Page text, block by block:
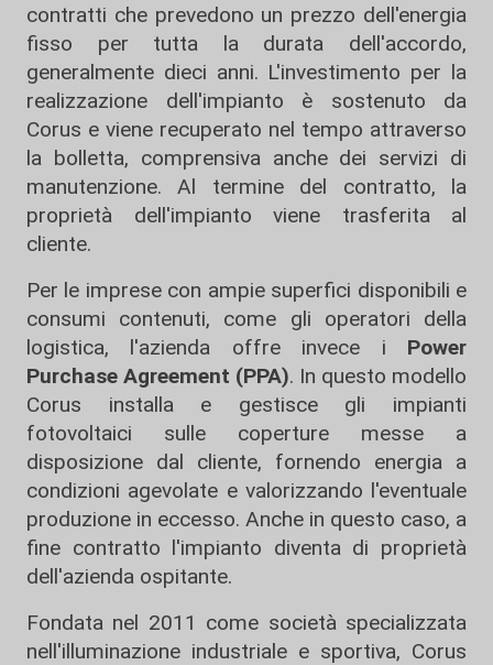
contratti che prevedono un prezzo dell'energia
fisso per tutta la durata dell'accordo,
generalmente dieci anni. L'investimento per la
realizzazione dell'impianto è sostenuto da
Corus e viene recuperato nel tempo attraverso
la bolletta, comprensiva anche dei servizi di
manutenzione. Al termine del contratto, la
proprietà dell'impianto viene trasferita al
cliente.
Per le imprese con ampie superfici disponibili e
consumi contenuti, come gli operatori della
logistica, l'azienda offre invece i Power
Purchase Agreement (PPA). In questo modello
Corus installa e gestisce gli impianti
fotovoltaici sulle coperture messe a
disposizione dal cliente, fornendo energia a
condizioni agevolate e valorizzando l'eventuale
produzione in eccesso. Anche in questo caso, a
fine contratto l'impianto diventa di proprietà
dell'azienda ospitante.
Fondata nel 2011 come società specializzata
nell'illuminazione industriale e sportiva, Corus